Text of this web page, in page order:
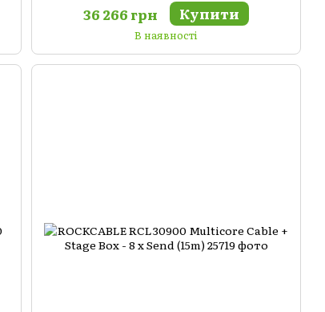
36 266 грн Купити
В наявності